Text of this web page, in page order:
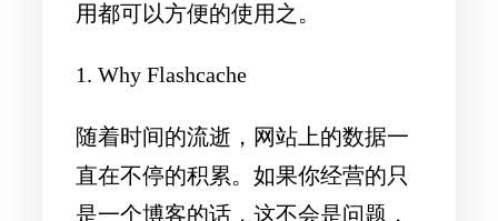
用都可以方便的使用之。
1. Why Flashcache
随着时间的流逝，网站上的数据一
直在不停的积累。如果你经营的只
是一个博客的话，这不会是问题，